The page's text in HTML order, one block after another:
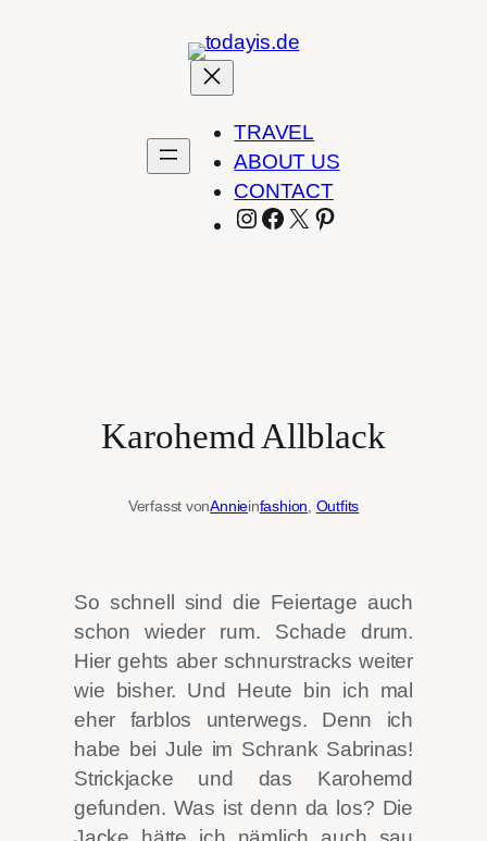
TRAVEL
ABOUT US
CONTACT
INSTAGRAM
FACEBOOK
X PINTEREST
Karohemd Allblack
Verfasst vonAnnieinfashion Outfits
So schnell sind die Feiertage auch
schon wieder rum. Schade drum.
Hier gehts aber schnurstracks weiter
wie bisher. Und Heute bin ich mal
eher farblos unterwegs. Denn ich
habe bei Jule im Schrank Sabrinas!
Strickjacke und das Karohemd
gefunden. Was ist denn da los? Die